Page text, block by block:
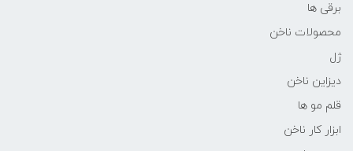
برقی ها
محصولات ناخن
ژل
دیزاین ناخن
قلم مو ها
ابزار کار ناخن